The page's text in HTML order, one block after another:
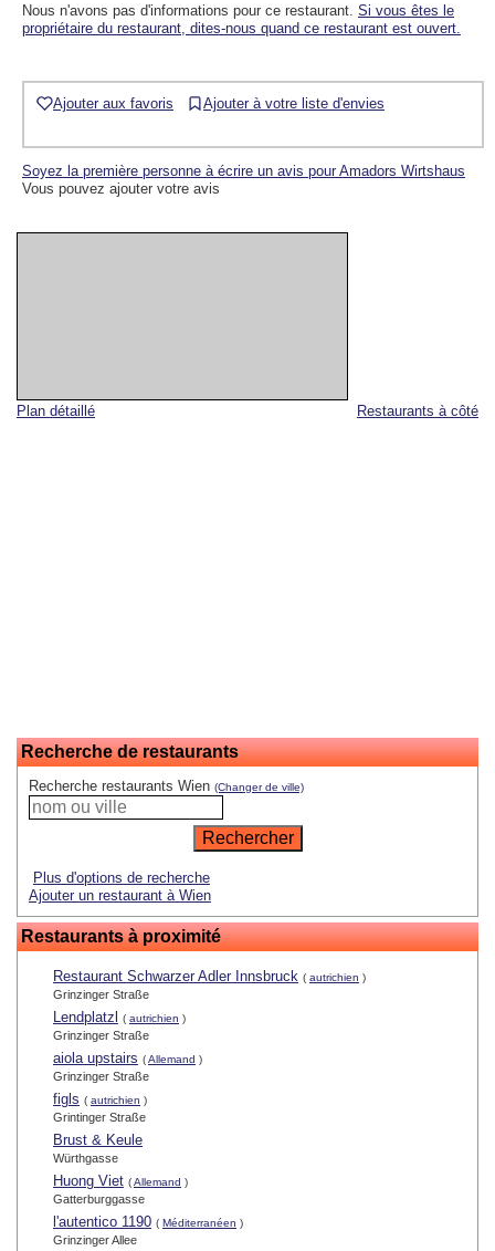
Restaurants à côté
Plan détaillé
Recherche de restaurants
Recherche restaurants Wien (Changer de ville)
Plus d'options de recherche
Ajouter un restaurant à Wien
Restaurants à proximité
Restaurant Schwarzer Adler Innsbruck ( autrichien )
Grinzinger Straße
Lendplatzl ( autrichien )
Grinzinger Straße
aiola upstairs (Allemand )
Grinzinger Straße
figls ( autrichien )
Grintinger Straße
Brust & Keule
Würthgasse
Huong Viet (Allemand )
Gatterburggasse
l'autentico 1190 ( Méditerranéen )
Grinzinger Allee
Nous n'avons pas d'informations pour ce restaurant. Si vous êtes le
propriétaire du restaurant, dites-nous quand ce restaurant est ouvert.
Ajouter aux favoris Ajouter à votre liste d'envies
Soyez la première personne à écrire un avis pour Amadors Wirtshaus
Vous pouvez ajouter votre avis